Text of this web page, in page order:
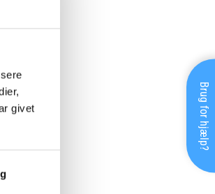
givet
Brug for hjælp?